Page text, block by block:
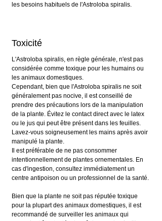
les besoins habituels de l'Astroloba spiralis.
Toxicité
L'Astroloba spiralis, en règle générale, n'est pas
considérée comme toxique pour les humains ou
les animaux domestiques.
Cependant, bien que l'Astroloba spiralis ne soit
généralement pas nocive, il est conseillé de
prendre des précautions lors de la manipulation
de la plante. Évitez le contact direct avec le latex
ou le jus qui peut être présent dans les feuilles.
Lavez-vous soigneusement les mains après avoir
manipulé la plante.
Il est préférable de ne pas consommer
intentionnellement de plantes ornementales. En
cas d'ingestion, consultez immédiatement un
centre antipoison ou un professionnel de la santé.
Bien que la plante ne soit pas réputée toxique
pour la plupart des animaux domestiques, il est
recommandé de surveiller les animaux qui